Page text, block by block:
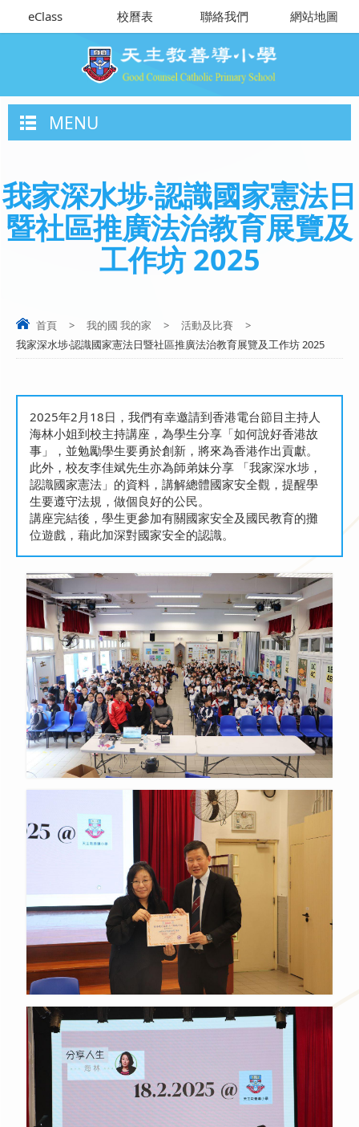
eClass 校曆表 聯絡我們 網站地圖
MENU
我家深水埗‧認識國家憲法日
暨社區推廣法治教育展覽及
工作坊 2025
首頁 > 我的國 我的家 > 活動及比賽
>
我家深水埗‧認識國家憲法日暨社區推廣法治教育展覽及工作坊 2025
2025年2月18日，我們有幸邀請到香港電台節目主持人
海林小姐到校主持講座，為學生分享「如何說好香港故
事」，並勉勵學生要勇於創新，將來為香港作出貢獻。
此外，校友李佳斌先生亦為師弟妹分享 「我家深水埗，
認識國家憲法」的資料，講解總體國家安全觀，提醒學
生要遵守法規，做個良好的公民。
講座完結後，學生更參加有關國家安全及國民教育的攤
位遊戲，藉此加深對國家安全的認識。